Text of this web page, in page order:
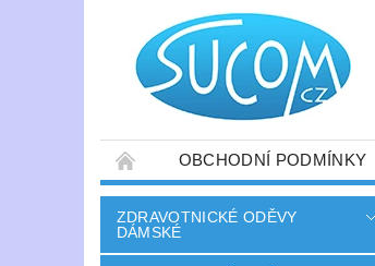
OBCHODNÍ PODMÍNKY
ZDRAVOTNICKÉ ODĚVY
DÁMSKÉ